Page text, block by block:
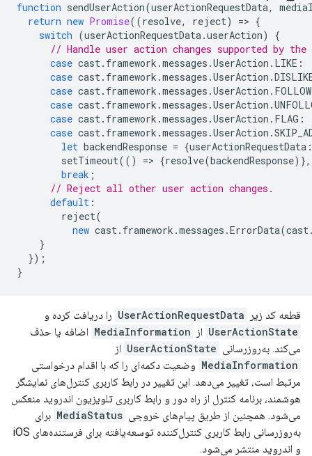
function sendUserAction(userActionRequestData,
return new Promise((resolve, reject) => {
switch (userActionRequestData.userAction)
{
// Handle user action changes supported by the
case cast. framework .messages .UserAction . LIKE :
case cast. framework .messages .UserAction .
case cast. framework .messages .UserAction . FOLLOW
case cast. framework .messages .UserAction .
case cast. framework .messages .UserAction . FLAG :
case cast. framework .messages .UserAction .
let backendResponse = {userActionRequestData :
setTimeout(() => {resolve(backendResponse)},
break ;
// Reject all other user action changes.
default :
reject(
new cast. framework .messages .ErrorData(cast
}
});
}
قطعه کد زیر UserActionRequestData را دریافت کرده و
UserActionState از MediaInformation اضافه یا حذف
می‌کند. به‌روزرسانی UserActionState از
MediaInformation وضعیت دکمه‌ای را که با اقدام درخواستی
مرتبط است، تغییر می‌دهد. این تغییر در رابط کاربری کنترل‌های نمایشگر
هوشمند، برنامه کنترل از راه دور و رابط کاربری تلویزیون اندروید منعکس
می‌شود. همچنین از طریق پیام‌های خروجی MediaStatus برای
به‌روزرسانی رابط کاربری کنترل‌کننده توسعه‌یافته برای فرستنده‌های iOS
و اندروید منتشر می‌شود.